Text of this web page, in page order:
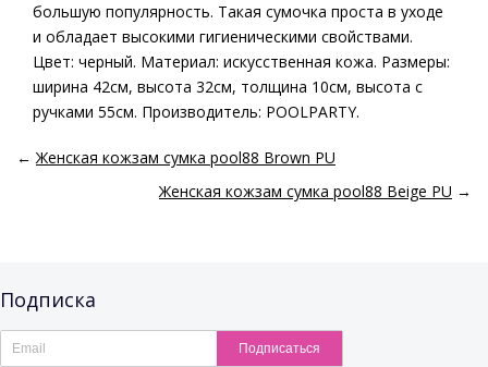
большую популярность. Такая сумочка проста в уходе
и обладает высокими гигиеническими свойствами.
Цвет: черный. Материал: искусственная кожа. Размеры:
ширина 42см, высота 32см, толщина 10см, высота с
ручками 55см. Производитель: POOLPARTY.
← Женская кожзам сумка pool88 Brown PU
Женская кожзам сумка pool88 Beige PU →
Подписка
Подписаться